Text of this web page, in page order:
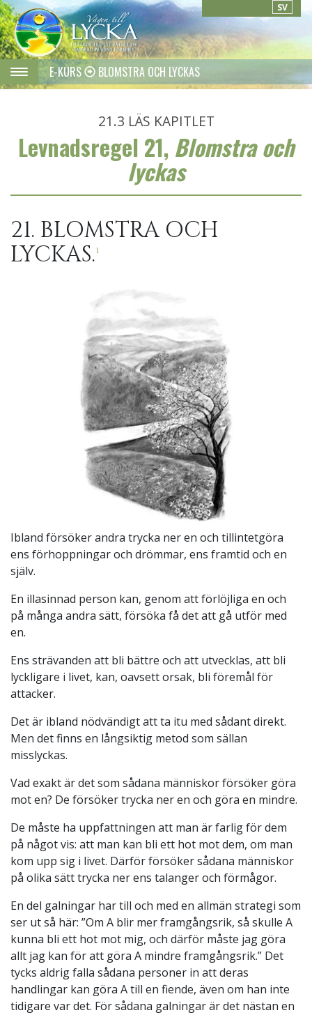
SV
E-KURS BLOMSTRA OCH LYCKAS
21.3 LÄS KAPITLET
Levnadsregel 21, Blomstra och
lyckas
21. BLOMSTRA OCH
LYCKAS.1
Ibland försöker andra trycka ner en och tillintetgöra
ens förhoppningar och drömmar, ens framtid och en
själv.
En illasinnad person kan, genom att förlöjliga en och
på många andra sätt, försöka få det att gå utför med
en.
Ens strävanden att bli bättre och att utvecklas, att bli
lyckligare i livet, kan, oavsett orsak, bli föremål för
attacker.
Det är ibland nödvändigt att ta itu med sådant direkt.
Men det finns en långsiktig metod som sällan
misslyckas.
Vad exakt är det som sådana människor försöker göra
mot en? De försöker trycka ner en och göra en mindre.
De måste ha uppfattningen att man är farlig för dem
på något vis: att man kan bli ett hot mot dem, om man
kom upp sig i livet. Därför försöker sådana människor
på olika sätt trycka ner ens talanger och förmågor.
En del galningar har till och med en allmän strategi som
ser ut så här: ”Om A blir mer framgångsrik, så skulle A
kunna bli ett hot mot mig, och därför måste jag göra
allt jag kan för att göra A mindre framgångsrik.” Det
tycks aldrig falla sådana personer in att deras
handlingar kan göra A till en fiende, även om han inte
tidigare var det. För sådana galningar är det nästan en